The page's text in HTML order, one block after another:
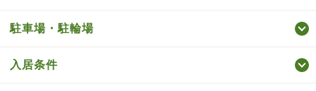
駐車場・駐輪場
入居条件